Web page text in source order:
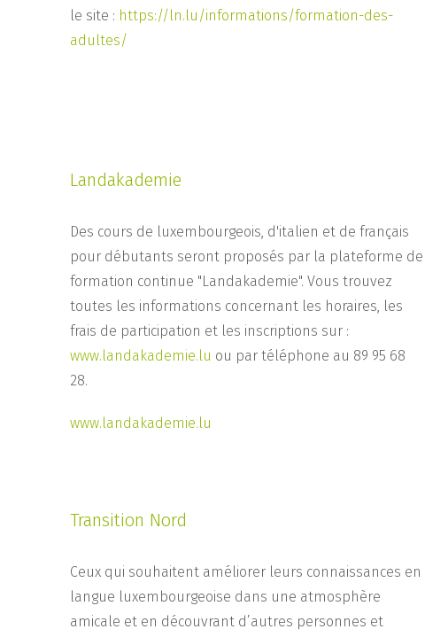
le site : https://ln.lu/informations/formation-des-
adultes/
Landakademie
Des cours de luxembourgeois, d'italien et de français
pour débutants seront proposés par la plateforme de
formation continue "Landakademie". Vous trouvez
toutes les informations concernant les horaires, les
frais de participation et les inscriptions sur :
www.landakademie.lu ou par téléphone au 89 95 68
28.
www.landakademie.lu
Transition Nord
Ceux qui souhaitent améliorer leurs connaissances en
langue luxembourgeoise dans une atmosphère
amicale et en découvrant d’autres personnes et